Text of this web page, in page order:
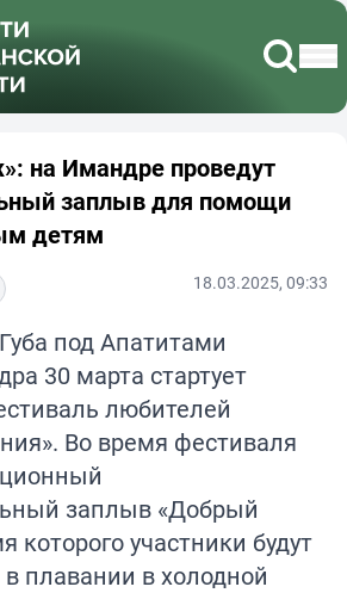
на Имандре проведут
заплыв для помощи
детям
18.03.2025, 09:33
под Апатитами
30 марта стартует
любителей
Во время фестиваля
заплыв «Добрый
которого участники будут
в плавании в холодной